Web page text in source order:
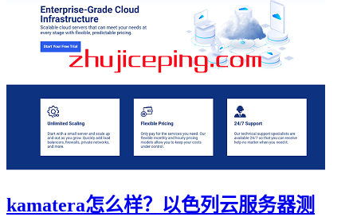
kamatera怎么样？以色列云服务器测